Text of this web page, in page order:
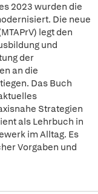
2023 wurden die
Die neue
legt den
und
der
an die
Das Buch
Strategien
als Lehrbuch in
im Alltag. Es
Vorgaben und